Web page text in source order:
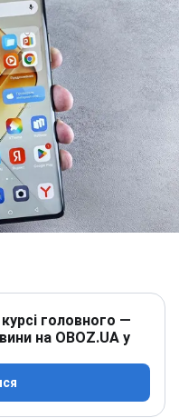
головного —
на OBOZ.UA у